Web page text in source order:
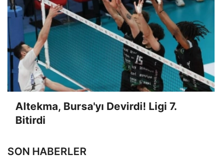
Altekma, Bursa'yı Devirdi! Ligi 7.
Bitirdi
SON HABERLER